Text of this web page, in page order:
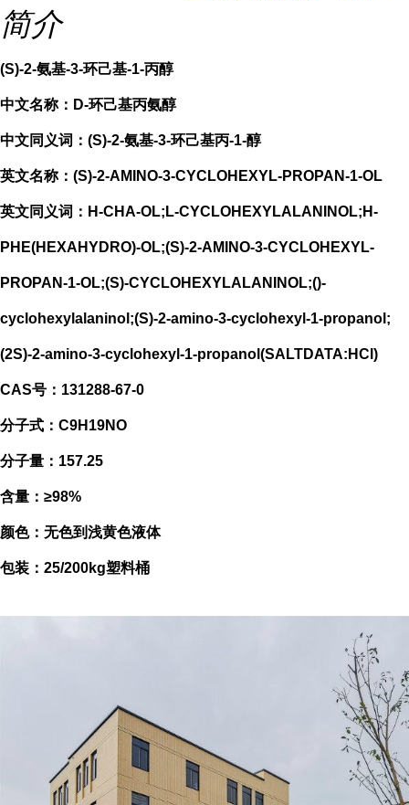
简介
(S)-2-氨基-3-环己基-1-丙醇
中文名称：D-环己基丙氨醇
中文同义词：(S)-2-氨基-3-环己基丙-1-醇
英文名称：(S)-2-AMINO-3-CYCLOHEXYL-PROPAN-1-OL
英文同义词：H-CHA-OL;L-CYCLOHEXYLALANINOL;H-
PHE(HEXAHYDRO)-OL;(S)-2-AMINO-3-CYCLOHEXYL-
PROPAN-1-OL;(S)-CYCLOHEXYLALANINOL;()-
cyclohexylalaninol;(S)-2-amino-3-cyclohexyl-1-propanol;
(2S)-2-amino-3-cyclohexyl-1-propanol(SALTDATA:HCl)
CAS号：131288-67-0
分子式：C9H19NO
分子量：157.25
含量：≥98%
颜色：无色到浅黄色液体
包装：25/200kg塑料桶